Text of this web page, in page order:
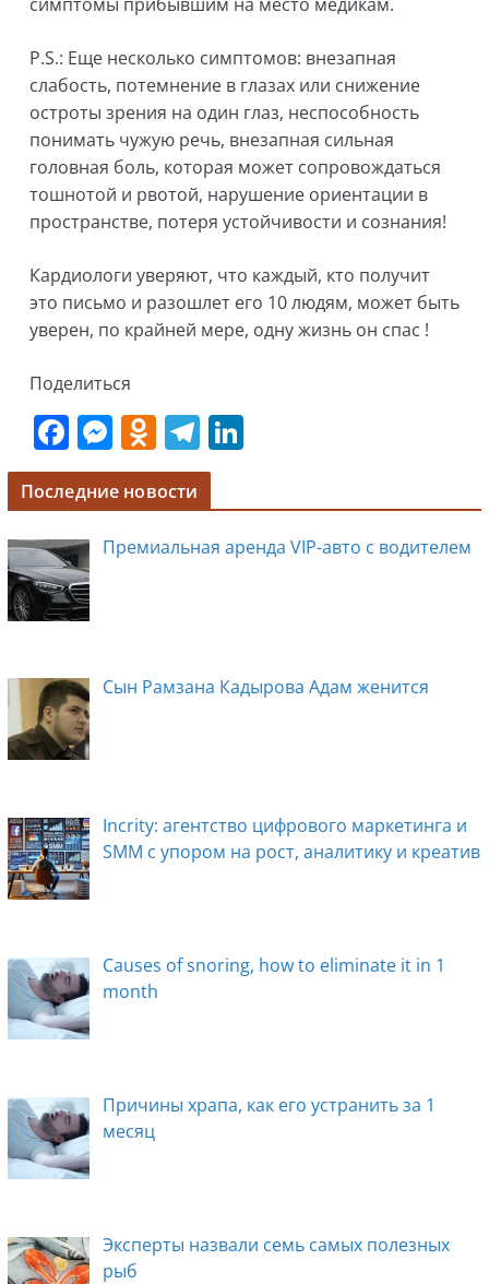
P.S.: Eще несколько симптомов: внезапная
слабость, потемнение в глазах или снижение
остроты зрения на один глаз, неспособность
понимать чужую речь, внезапная сильная
головная боль, которая может сопровождаться
тошнотой и рвотой, нарушение ориентации в
пространстве, потеря устойчивости и сознания!
Кардиологи уверяют, что каждый, кто получит
это письмо и разошлет его 10 людям, может быть
уверен, по крайней мере, одну жизнь он спас !
Поделиться
F
a
c
e
b
o
k
M
e
ss
e
n
O
d
n
o
ni
T
el
e
gr
Li
k
e
dI
Последние новости
Премиальная аренда VIP-авто с водителем
Сын Рамзана Кадырова Адам женится
Incrity: агентство цифрового маркетинга и
SMM с упором на рост, аналитику и креатив
Causes of snoring, how to eliminate it in 1
month
Причины храпа, как его устранить за 1
месяц
Эксперты назвали семь самых полезных
рыб